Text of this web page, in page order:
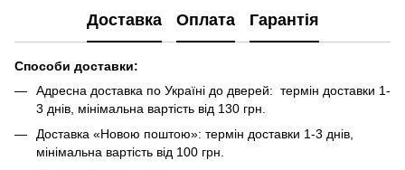
Доставка Оплата Гарантія
Способи доставки:
Адресна доставка по Україні до дверей: термін доставки 1-
3 днів, мінімальна вартість від 130 грн.
Доставка «Новою поштою»: термін доставки 1-3 днів,
мінімальна вартість від 100 грн.